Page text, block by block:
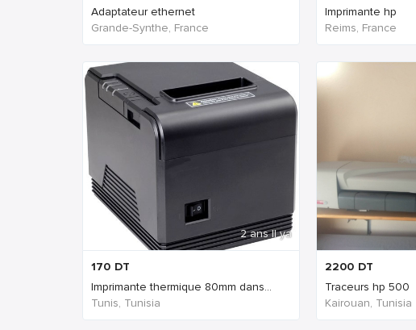
Adaptateur ethernet
Grande-Synthe, France
Imprimante hp
Reims, France
2 ans Il ya
170 DT
Imprimante thermique 80mm dans...
Tunis, Tunisia
2200 DT
Traceurs hp 500
Kairouan, Tunisia